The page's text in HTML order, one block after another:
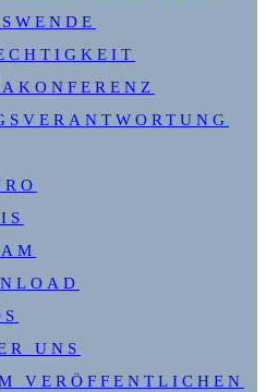
UNS
VERÖFFENTLICHEN